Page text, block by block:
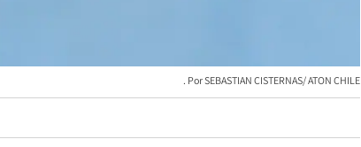
SEBASTIAN CISTERNAS/ ATON CHILE